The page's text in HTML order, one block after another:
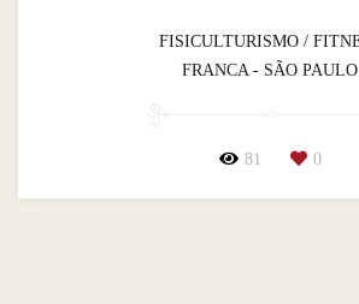
FISICULTURISMO /
FRANCA - SÃO PAULO
81 0